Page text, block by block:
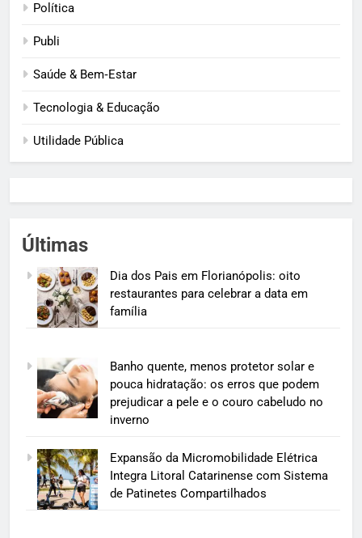
Política
Publi
Saúde & Bem‑Estar
Tecnologia & Educação
Utilidade Pública
Últimas
Dia dos Pais em Florianópolis: oito
restaurantes para celebrar a data em
família
Banho quente, menos protetor solar e
pouca hidratação: os erros que podem
prejudicar a pele e o couro cabeludo no
inverno
Expansão da Micromobilidade Elétrica
Integra Litoral Catarinense com Sistema
de Patinetes Compartilhados